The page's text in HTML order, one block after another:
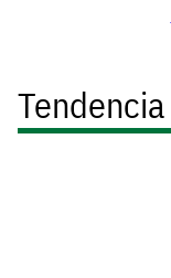
Tendencia